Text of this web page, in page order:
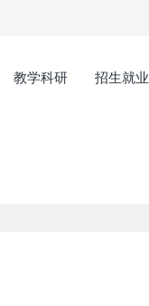
教学科研 招生就业